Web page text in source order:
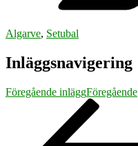
Algarve, Setubal
Inläggsnavigering
Föregående inläggFöregående